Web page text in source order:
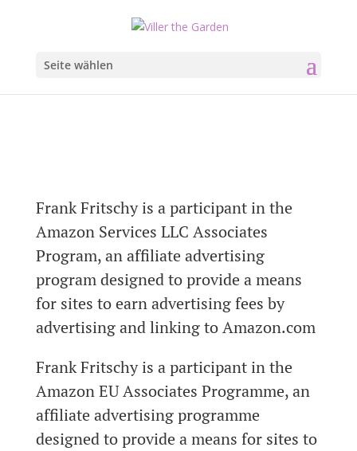
Seite wählen
Frank Fritschy is a participant in the
Amazon Services LLC Associates
Program, an affiliate advertising
program designed to provide a means
for sites to earn advertising fees by
advertising and linking to Amazon.com
Frank Fritschy is a participant in the
Amazon EU Associates Programme, an
affiliate advertising programme
designed to provide a means for sites to